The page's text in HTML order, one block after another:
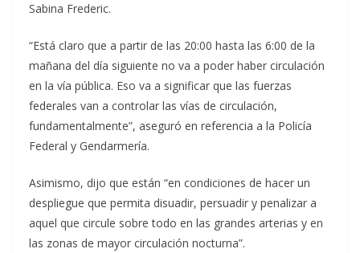
Sabina Frederic.
“Está claro que a partir de las 20:00 hasta las 6:00 de la
mañana del día siguiente no va a poder haber circulación
en la vía pública. Eso va a significar que las fuerzas
federales van a controlar las vías de circulación,
fundamentalmente”, aseguró en referencia a la Policía
Federal y Gendarmería.
Asimismo, dijo que están “en condiciones de hacer un
despliegue que permita disuadir, persuadir y penalizar a
aquel que circule sobre todo en las grandes arterias y en
las zonas de mayor circulación nocturna”.